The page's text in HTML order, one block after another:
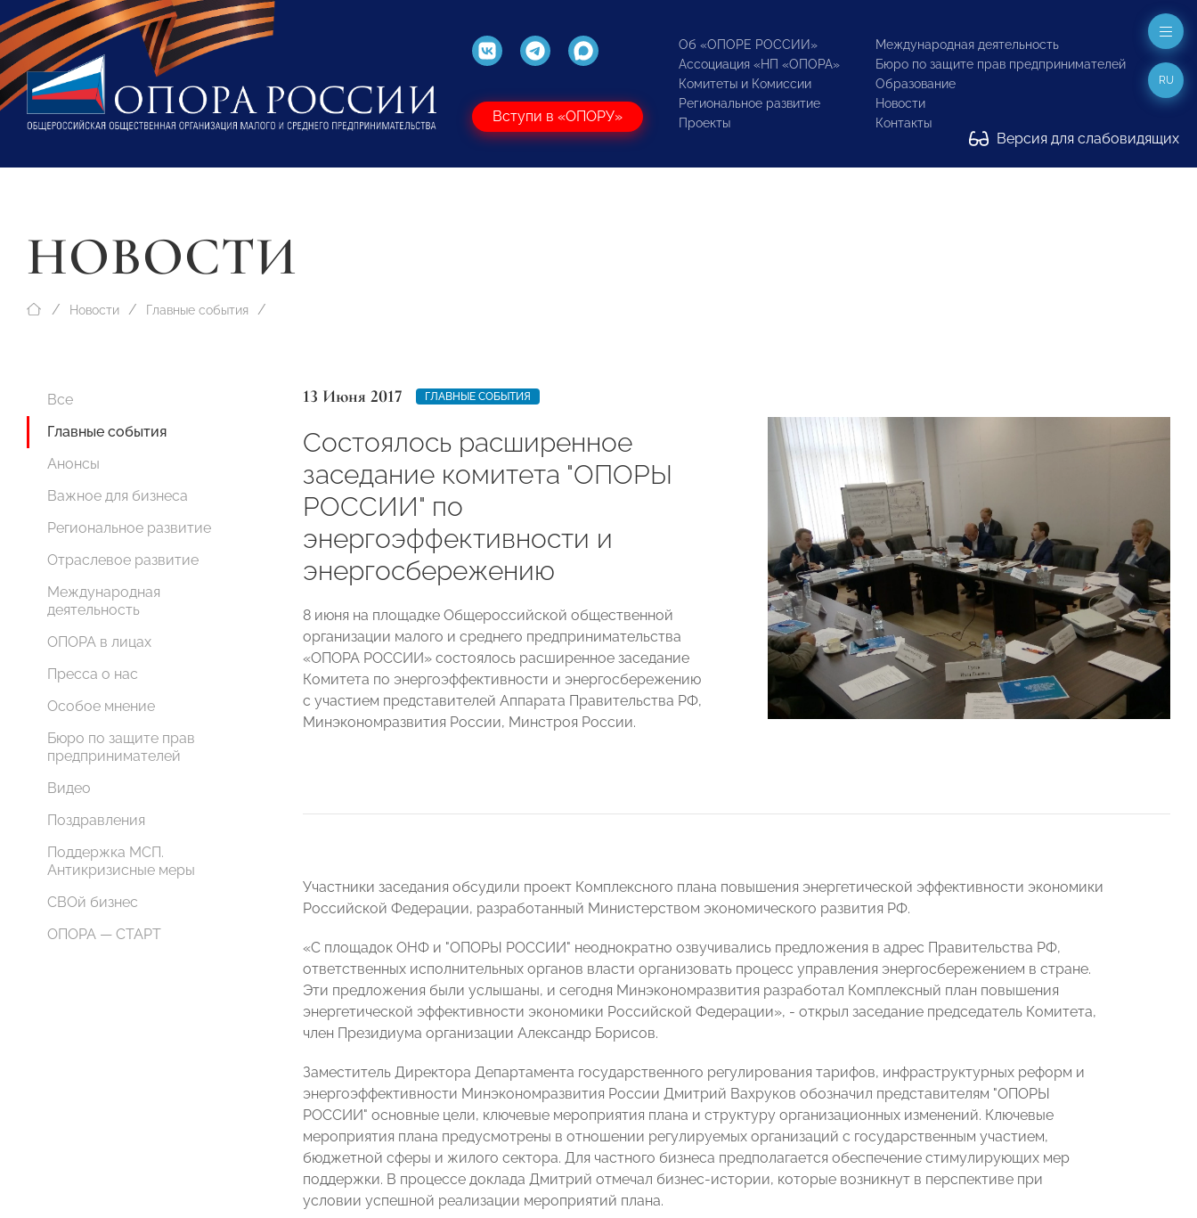
Вступи в «ОПОРУ»
Об «ОПОРЕ РОССИИ»
Ассоциация «НП «ОПОРА»
Комитеты и Комиссии
Региональное развитие
Проекты
Международная деятельность
Бюро по защите прав предпринимателей
Образование
Новости
Контакты
Версия для слабовидящих
RU
НОВОСТИ
Новости Главные события
Все
Главные события
Анонсы
Важное для бизнеса
Региональное развитие
Отраслевое развитие
Международная
деятельность
ОПОРА в лицах
Пресса о нас
Особое мнение
Бюро по защите прав
предпринимателей
Видео
Поздравления
Поддержка МСП.
Антикризисные меры
СВОй бизнес
ОПОРА — СТАРТ
13 Июня 2017 ГЛАВНЫЕ СОБЫТИЯ
Состоялось расширенное
заседание комитета "ОПОРЫ
РОССИИ" по
энергоэффективности и
энергосбережению
8 июня на площадке Общероссийской общественной
организации малого и среднего предпринимательства
«ОПОРА РОССИИ» состоялось расширенное заседание
Комитета по энергоэффективности и энергосбережению
с участием представителей Аппарата Правительства РФ,
Минэкономразвития России, Минстроя России.
Участники заседания обсудили проект Комплексного плана повышения энергетической эффективности экономики
Российской Федерации, разработанный Министерством экономического развития РФ.
«С площадок ОНФ и "ОПОРЫ РОССИИ" неоднократно озвучивались предложения в адрес Правительства РФ,
ответственных исполнительных органов власти организовать процесс управления энергосбережением в стране.
Эти предложения были услышаны, и сегодня Минэкономразвития разработал Комплексный план повышения
энергетической эффективности экономики Российской Федерации», - открыл заседание председатель Комитета,
член Президиума организации Александр Борисов.
Заместитель Директора Департамента государственного регулирования тарифов, инфраструктурных реформ и
энергоэффективности Минэкономразвития России Дмитрий Вахруков обозначил представителям "ОПОРЫ
РОССИИ" основные цели, ключевые мероприятия плана и структуру организационных изменений. Ключевые
мероприятия плана предусмотрены в отношении регулируемых организаций с государственным участием,
бюджетной сферы и жилого сектора. Для частного бизнеса предполагается обеспечение стимулирующих мер
поддержки. В процессе доклада Дмитрий отмечал бизнес-истории, которые возникнут в перспективе при
условии успешной реализации мероприятий плана.